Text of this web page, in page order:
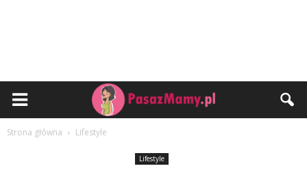
Strona główna Lifestyle
Lifestyle